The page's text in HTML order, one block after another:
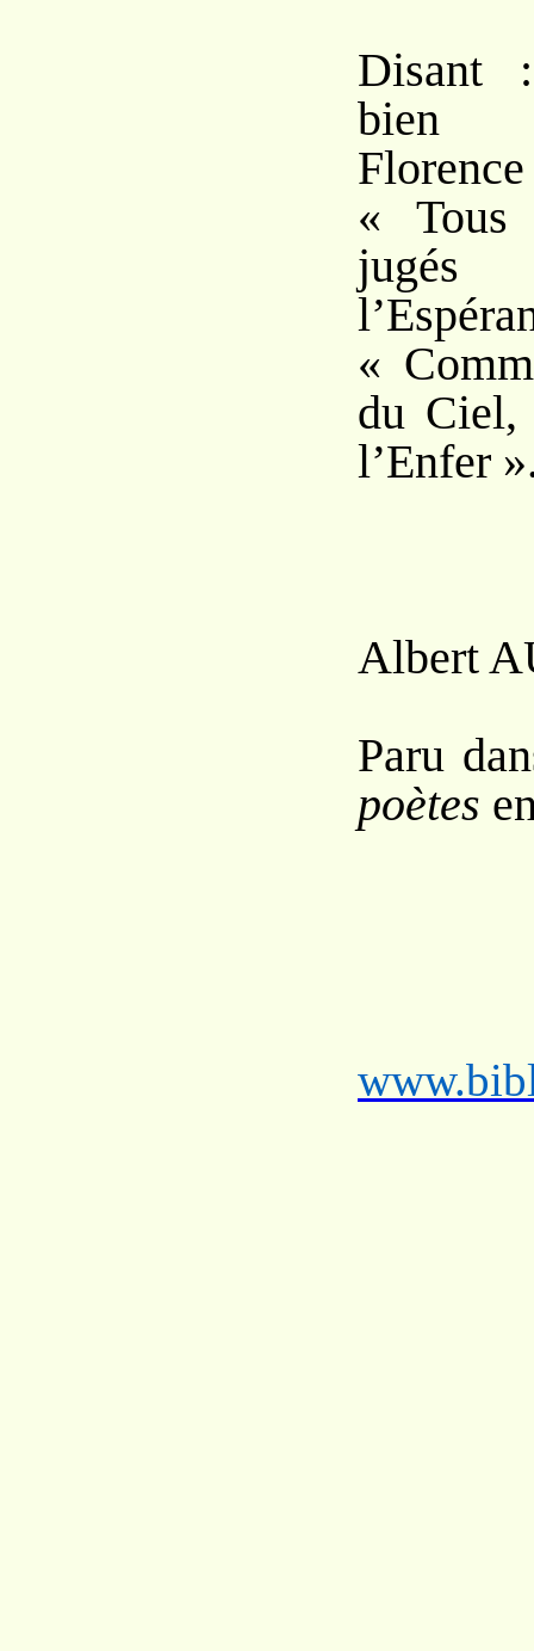
Disant
bien
« Tous
jugés
«
du Ciel,
l’Enfer
Albert A
Paru
poètes